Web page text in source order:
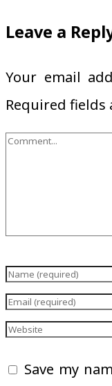
Leave a
Your email
Required fields
Save my